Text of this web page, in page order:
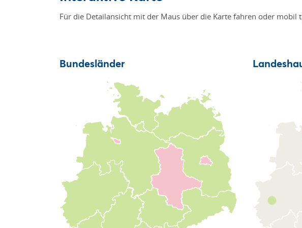
Für die Detailansicht mit der Maus über die Karte fahren oder mobil
Bundesländer